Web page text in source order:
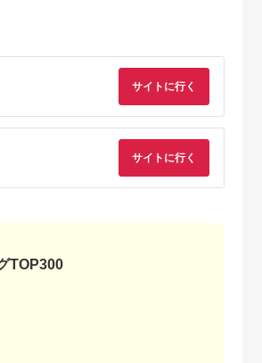
山
波一
サイトに行く
サイトに行く
TOP300